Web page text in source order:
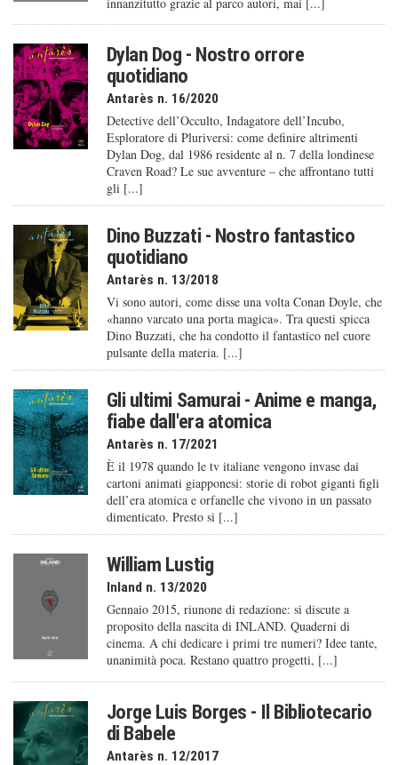
Dylan Dog - Nostro orrore
quotidiano
Antarès n. 16/2020
Detective dell’Occulto, Indagatore dell’Incubo,
Esploratore di Pluriversi: come definire altrimenti
Dylan Dog, dal 1986 residente al n. 7 della londinese
Craven Road? Le sue avventure – che affrontano tutti
gli [...]
Dino Buzzati - Nostro fantastico
quotidiano
Antarès n. 13/2018
Vi sono autori, come disse una volta Conan Doyle, che
«hanno varcato una porta magica». Tra questi spicca
Dino Buzzati, che ha condotto il fantastico nel cuore
pulsante della materia. [...]
Gli ultimi Samurai - Anime e manga,
fiabe dall'era atomica
Antarès n. 17/2021
È il 1978 quando le tv italiane vengono invase dai
cartoni animati giapponesi: storie di robot giganti figli
dell’era atomica e orfanelle che vivono in un passato
dimenticato. Presto si [...]
William Lustig
Inland n. 13/2020
Gennaio 2015, riunone di redazione: si discute a
proposito della nascita di INLAND. Quaderni di
cinema. A chi dedicare i primi tre numeri? Idee tante,
unanimità poca. Restano quattro progetti, [...]
Jorge Luis Borges - Il Bibliotecario
di Babele
Antarès n. 12/2017